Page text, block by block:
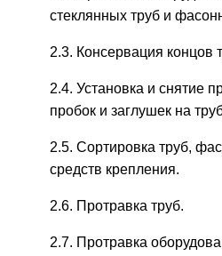
стеклянных труб и
2.3. Консервация концов
2.4. Установка и снятие
пробок и заглушек на
2.5. Сортировка труб,
средств крепления.
2.6. Протравка труб.
2.7. Протравка